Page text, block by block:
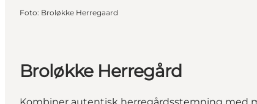
Foto: Broløkke Herregaard
Broløkke Herregård